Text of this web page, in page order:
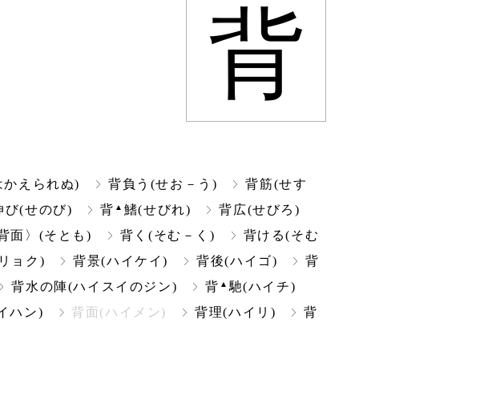
背
えられぬ) 背負う(せお－う)
背筋(せす
び(せのび) 背 ▲ 鰭(せびれ)
背広(せびろ)
背面〉(そとも) 背く(そむ－く)
背ける(そむ
ョク) 背景(ハイケイ) 背後(ハイゴ)
背
背水の陣(ハイスイのジン) 背 ▲ 馳(ハイチ)
ハン) 背面(ハイメン) 背理(ハイリ)
背